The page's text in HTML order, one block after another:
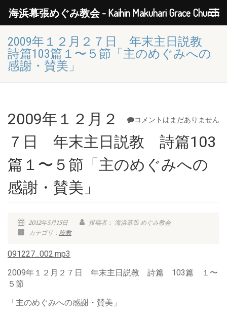
2009年１２月２７日 年末主日説教
詩篇103篇１〜５節「主のめぐみへの
感謝・賛美」
コメントはまだありません
2009年１２月２
７日 年末主日説教 詩篇103
篇１〜５節「主のめぐみへの
感謝・賛美」
2012年5月15日
投稿者： 海浜幕張 めぐみ教会
カテゴリ： 説教
091227_002.mp3
2009年１２月２７日 年末主日説教 詩篇 103篇 １〜
５節
「主のめぐみへの感謝・賛美」
海浜幕張めぐみ教会 - Kaihin Makuhari Grace Church